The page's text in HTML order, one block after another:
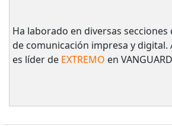
Ha laborado en diversas secciones
de comunicación impresa y digital.
es líder de EXTREMO en